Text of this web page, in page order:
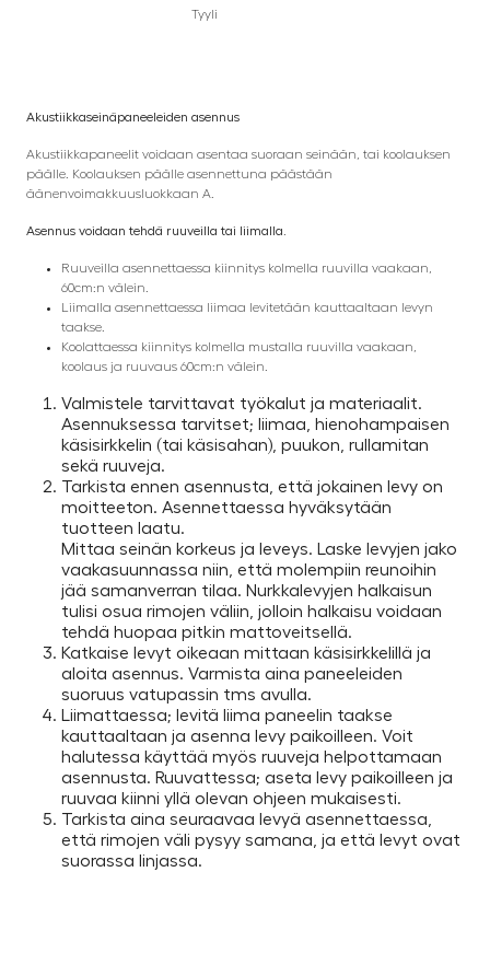
Tyyli
Akustiikkaseinäpaneeleiden asennus
Akustiikkapaneelit voidaan asentaa suoraan seinään, tai koolauksen
päälle. Koolauksen päälle asennettuna päästään
äänenvoimakkuusluokkaan A.
Asennus voidaan tehdä ruuveilla tai liimalla.
Ruuveilla asennettaessa kiinnitys kolmella ruuvilla vaakaan,
60cm:n välein.
Liimalla asennettaessa liimaa levitetään kauttaaltaan levyn
taakse.
Koolattaessa kiinnitys kolmella mustalla ruuvilla vaakaan,
koolaus ja ruuvaus 60cm:n välein.
Valmistele tarvittavat työkalut ja materiaalit.
Asennuksessa tarvitset; liimaa, hienohampaisen
käsisirkkelin (tai käsisahan), puukon, rullamitan
sekä ruuveja.
Tarkista ennen asennusta, että jokainen levy on
moitteeton. Asennettaessa hyväksytään
tuotteen laatu.
Mittaa seinän korkeus ja leveys. Laske levyjen jako
vaakasuunnassa niin, että molempiin reunoihin
jää samanverran tilaa. Nurkkalevyjen halkaisun
tulisi osua rimojen väliin, jolloin halkaisu voidaan
tehdä huopaa pitkin mattoveitsellä.
Katkaise levyt oikeaan mittaan käsisirkkelillä ja
aloita asennus. Varmista aina paneeleiden
suoruus vatupassin tms avulla.
Liimattaessa; levitä liima paneelin taakse
kauttaaltaan ja asenna levy paikoilleen. Voit
halutessa käyttää myös ruuveja helpottamaan
asennusta. Ruuvattessa; aseta levy paikoilleen ja
ruuvaa kiinni yllä olevan ohjeen mukaisesti.
Tarkista aina seuraavaa levyä asennettaessa,
että rimojen väli pysyy samana, ja että levyt ovat
suorassa linjassa.